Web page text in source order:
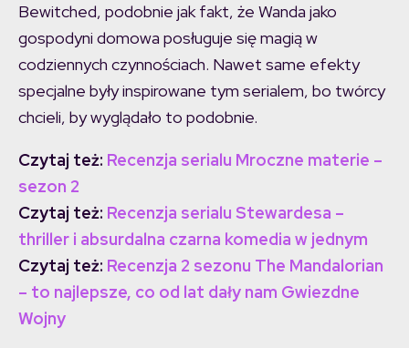
Bewitched, podobnie jak fakt, że Wanda jako
gospodyni domowa posługuje się magią w
codziennych czynnościach. Nawet same efekty
specjalne były inspirowane tym serialem, bo twórcy
chcieli, by wyglądało to podobnie.
Czytaj też: Recenzja serialu Mroczne materie –
sezon 2
Czytaj też: Recenzja serialu Stewardesa –
thriller i absurdalna czarna komedia w jednym
Czytaj też: Recenzja 2 sezonu The Mandalorian
– to najlepsze, co od lat dały nam Gwiezdne
Wojny